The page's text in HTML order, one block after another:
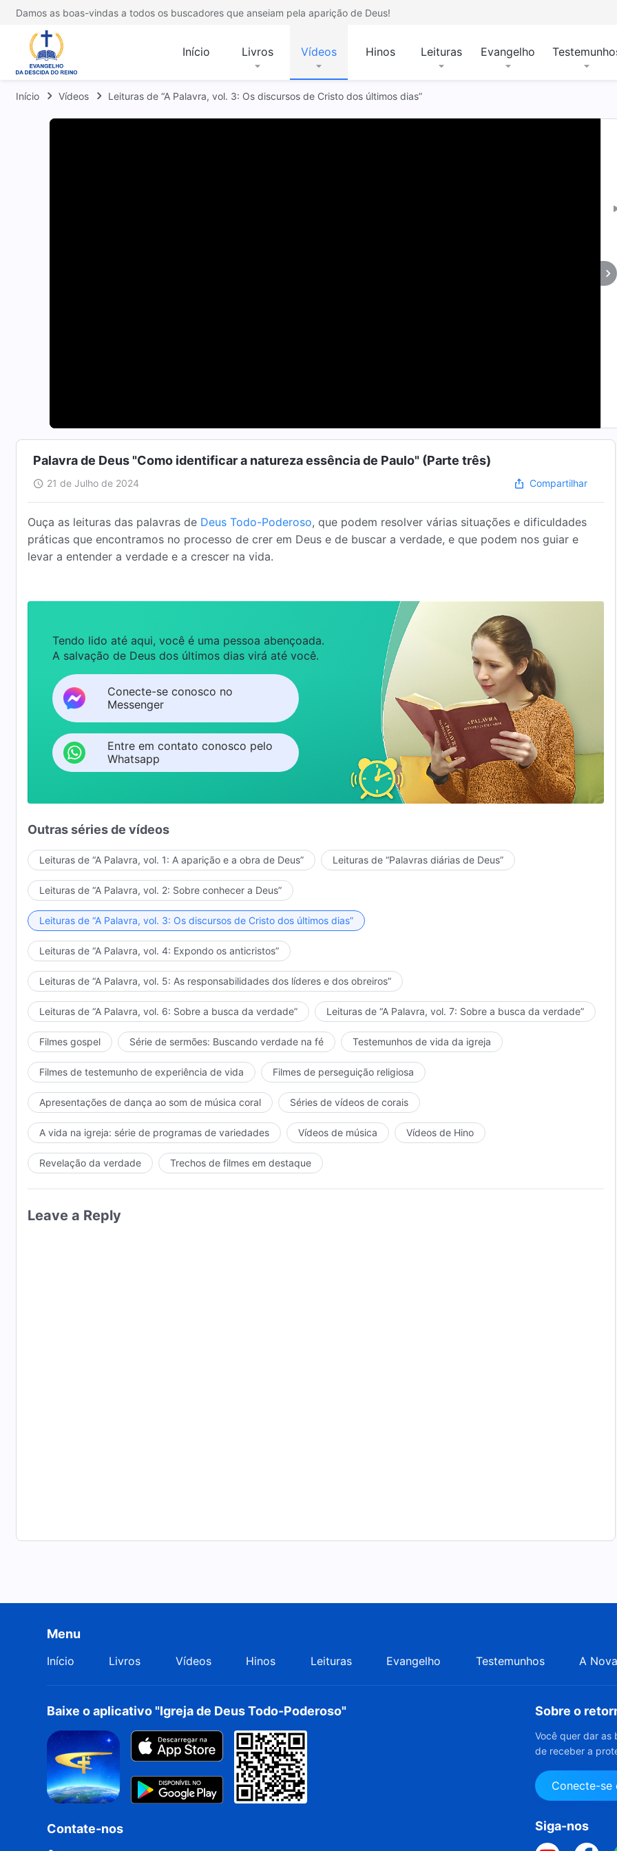
Damos as boas-vindas a todos os buscadores que anseiam pela aparição de Deus!
Início Livros Vídeos Hinos Leituras Evangelho
Início Vídeos Leituras de “A Palavra, vol. 3: Os discursos de Cristo dos últimos dias”
Palavra de Deus "Como identificar a natureza essência de Paulo" (Parte três)
21 de Julho de 2024 Compartilhar
Ouça as leituras das palavras de Deus Todo-Poderoso, que podem resolver várias situações e dificuldades
práticas que encontramos no processo de crer em Deus e de buscar a verdade, e que podem nos guiar e
levar a entender a verdade e a crescer na vida.
Tendo lido até aqui, você é uma pessoa abençoada.
A salvação de Deus dos últimos dias virá até você.
Conecte-se conosco no
Messenger
Entre em contato conosco pelo
Whatsapp
Outras séries de vídeos
Leituras de “A Palavra, vol. 1: A aparição e a obra de Deus” Leituras de “Palavras diárias de Deus”
Leituras de “A Palavra, vol. 2: Sobre conhecer a Deus”
Leituras de “A Palavra, vol. 3: Os discursos de Cristo dos últimos dias”
Leituras de “A Palavra, vol. 4: Expondo os anticristos”
Leituras de “A Palavra, vol. 5: As responsabilidades dos líderes e dos obreiros”
Leituras de “A Palavra, vol. 6: Sobre a busca da verdade” Leituras de “A Palavra, vol. 7: Sobre a busca da verdade”
Filmes gospel Série de sermões: Buscando verdade na fé Testemunhos de vida da igreja
Filmes de testemunho de experiência de vida Filmes de perseguição religiosa
Apresentações de dança ao som de música coral Séries de vídeos de corais
A vida na igreja: série de programas de variedades Vídeos de música Vídeos de Hino
Revelação da verdade Trechos de filmes em destaque
Leave a Reply
Menu
Início Livros Vídeos Hinos Leituras Evangelho Testemunhos A
Baixe o aplicativo "Igreja de Deus Todo-Poderoso"
Contate-nos
Sobre o
Você quer dar as
de receber a
Conecte-se
Siga-nos